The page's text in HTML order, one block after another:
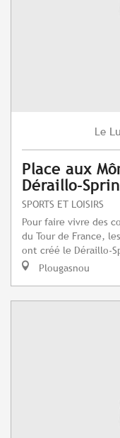
Le
Place aux
Déraillo-
SPORTS ET LOISIRS
Pour faire vivre des
du Tour de France,
ont créé le Déraillo-
Plougasnou